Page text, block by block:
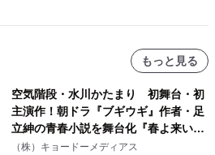
もっと見る
空気階段・水川かたまり 初舞台・初
主演作！朝ドラ『ブギウギ』作者・足
立紳の青春小説を舞台化『春よ来い、
マジで来い』キービジュアル解禁！
（株）キョードーメディアス